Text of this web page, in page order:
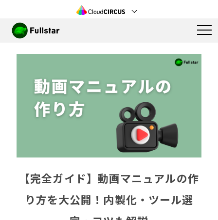
【完全ガイド】動画マニュアルの作
り方を大公開！内製化・ツール選